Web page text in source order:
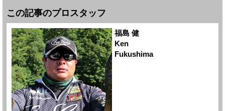
この記事のプロスタッフ
福島 健
Ken
Fukushima